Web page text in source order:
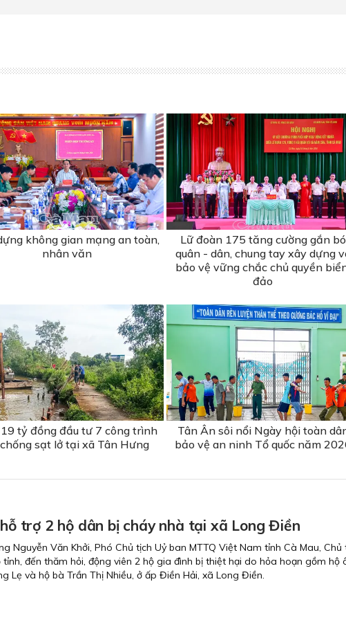
không gian mạng an toàn,
nhân văn
Lữ đoàn 175 tăng cường gắn bó
quân - dân, chung tay xây dựng
bảo vệ vững chắc chủ quyền
đảo
tỷ đồng đầu tư 7 công trình
sạt lở tại xã Tân Hưng
Tân Ân sôi nổi Ngày hội toàn
bảo vệ an ninh Tổ quốc năm
trợ 2 hộ dân bị cháy nhà tại xã Long Điền
Nguyễn Văn Khởi, Phó Chủ tịch Uỷ ban MTTQ Việt Nam tỉnh Cà Mau, Chủ
tỉnh, đến thăm hỏi, động viên 2 hộ gia đình bị thiệt hại do hỏa hoạn gồm hộ
Lẹ và hộ bà Trần Thị Nhiều, ở ấp Điền Hải, xã Long Điền.